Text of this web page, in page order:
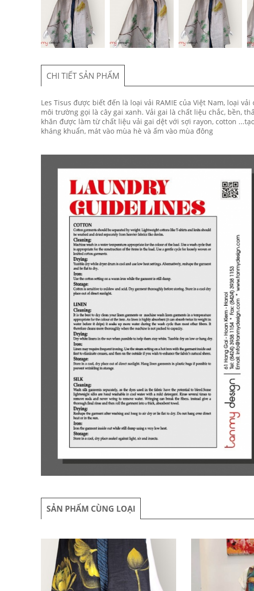
CHI TIẾT SẢN PHẨM
Les Tisus được biết đến là loại vải RAMIE của Việt Nam, loại
môi trường gọi là cây gai xanh. Vải gai là chất liệu chắc, bền,
khăn được làm từ chất liệu vải gai dệt với sợi rayon, cotton
kháng khuẩn, mát vào mùa hè và ấm vào mùa đông
SẢN PHẨM CÙNG LOẠI